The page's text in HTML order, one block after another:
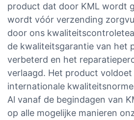
product dat door KML wordt
wordt vóór verzending
door ons
de kwaliteitsgarantie van het
verbeterd en het
verlaagd. Het product voldoet
internationale
Al vanaf de begindagen van
op alle mogelijke manieren